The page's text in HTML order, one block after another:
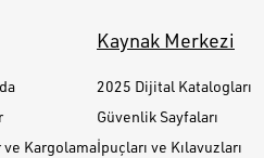
Kargolama
Kaynak Merkezi
2025 Dijital Katalogları
Güvenlik Sayfaları
İpuçları ve Kılavuzları